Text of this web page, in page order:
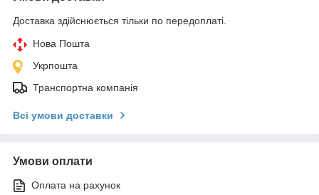
Доставка здійснюється тільки по передоплаті.
Нова Пошта
Укрпошта
Транспортна компанія
Всі умови доставки
Умови оплати
Оплата на рахунок